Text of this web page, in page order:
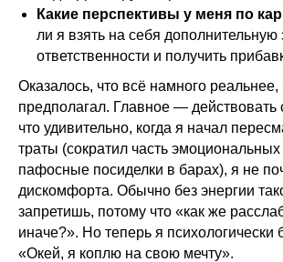
Какие перспективы у меня по
ли я взять на себя дополнительную
ответственности и получить
Оказалось, что всё намного реальнее,
предполагал. Главное — действовать
что удивительно, когда я начал
траты (сократил часть эмоциональных
пафосные посиделки в барах), я не
дискомфорта. Обычно без энергии
запретишь, потому что «как же
иначе?». Но теперь я психологически
«Окей, я коплю на свою мечту».